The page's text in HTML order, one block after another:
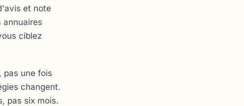
et note
annuaires
ciblez
pas une fois
changent.
pas six mois.